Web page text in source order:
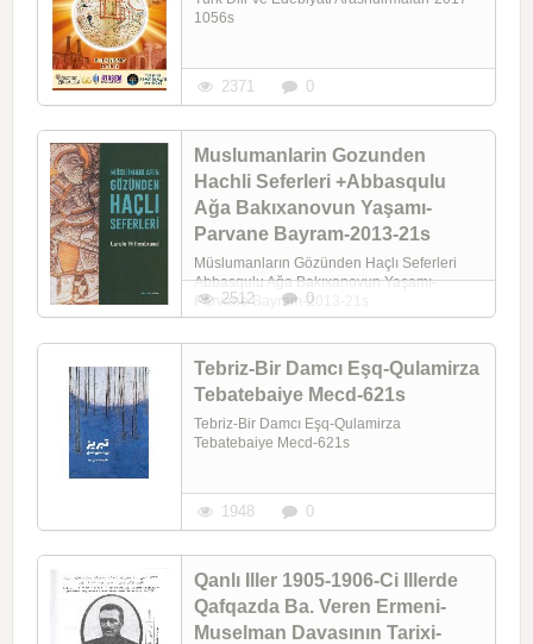
1056s
2371 0
Muslumanlarin Gozunden
Hachli Seferleri +Abbasqulu
Ağa Bakıxanovun Yaşamı-
Parvane Bayram-2013-21s
Müslumanların Gözünden Haçlı Seferleri
Abbasqulu Ağa Bakıxanovun Yaşamı-
Parvane Bayram-2013-21s
2512 0
Tebriz-Bir Damcı Eşq-Qulamirza
Tebatebaiye Mecd-621s
Tebriz-Bir Damcı Eşq-Qulamirza
Tebatebaiye Mecd-621s
1948 0
Qanlı Iller 1905-1906-Ci Illerde
Qafqazda Ba. Veren Ermeni-
Muselman Davasının Tarixi-